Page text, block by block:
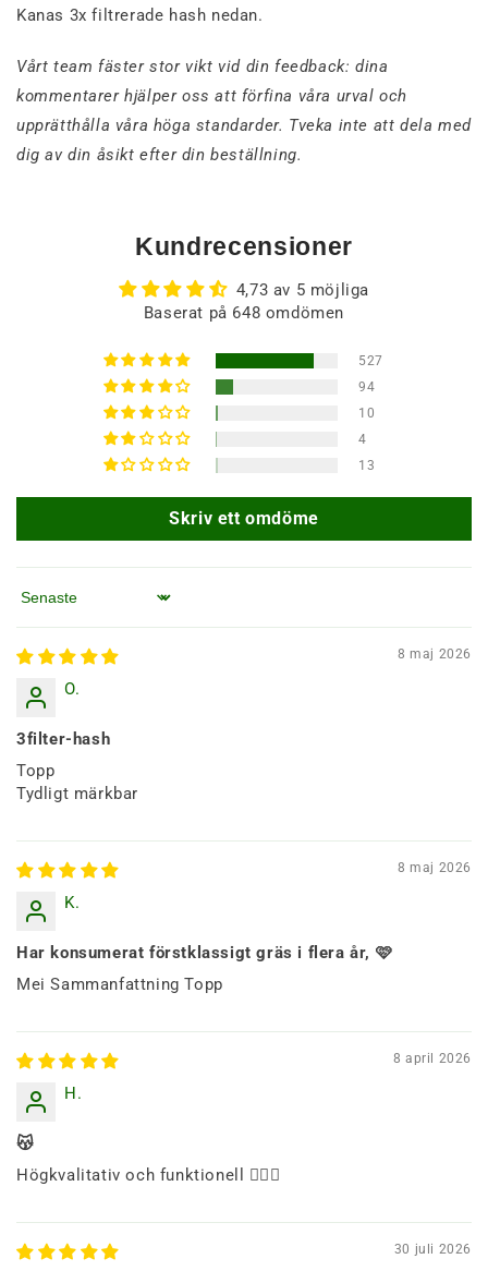
Kanas 3x filtrerade hash nedan.
Vårt team fäster stor vikt vid din feedback: dina
kommentarer hjälper oss att förfina våra urval och
upprätthålla våra höga standarder. Tveka inte att dela med
dig av din åsikt efter din beställning.
Kundrecensioner
4,73 av 5 möjliga
Baserat på 648 omdömen
527
94
10
4
13
Skriv ett omdöme
Sortera efter
8 maj 2026
O.
3filter-hash
Topp
Tydligt märkbar
8 maj 2026
K.
Har konsumerat förstklassigt gräs i flera år, 🩷
Mei Sammanfattning Topp
8 april 2026
H.
😽
Högkvalitativ och funktionell ☝🏻🌸
30 juli 2026